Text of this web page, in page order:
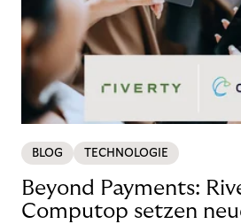
BLOG TECHNOLOGIE
Beyond Payments:
Computop setzen